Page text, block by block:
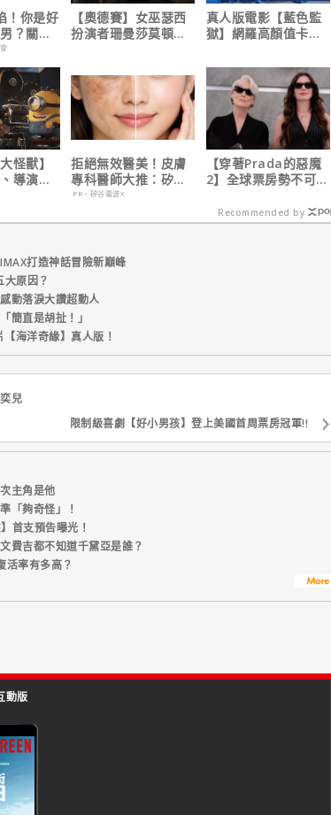
！你是好
？關鍵
【奧德賽】女巫瑟西
扮演者珊曼莎莫頓曝
真人版電影【藍色監
獄】網羅高顏值卡司
怪獸】
導演皮
拒絕無效醫美！皮膚
專科醫師大推：矽谷
電波 X 讓肌膚由內而
PR・矽谷電波X
【穿著Prada的惡魔
2】全球票房勢不可
軍、兩週狂破4.3億美
元
Recommended by
打造神話冒險新巔峰
大原因？
動落淚大讚超動人
簡直是胡扯！」
海洋奇緣】真人版！
兒
限制級喜劇【好小男孩】登上美國首周票房冠軍!!
主角是他
「夠奇怪」！
首支預告曝光！
費吉都不知道千黛亞是誰？
活率有多高？
動版